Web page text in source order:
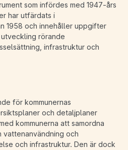
som infördes med 1947-års
har utfärdats i
1958 och innehåller uppgifter
rörande
infrastruktur och
för kommunernas
och detaljplaner
kommunerna att samordna
vattenanvändning och
och infrastruktur. Den är dock